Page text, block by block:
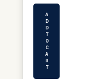
A
D
D
T
O
C
A
R
T